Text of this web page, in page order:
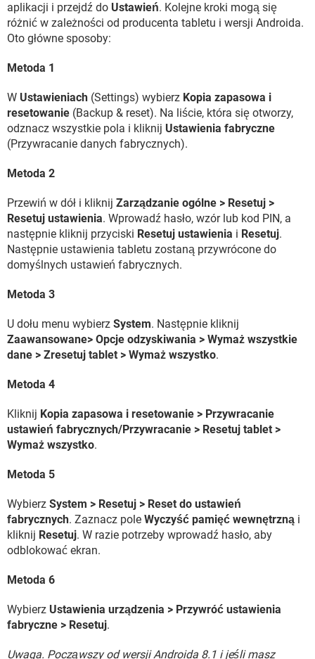
aplikacji i przejdź do Ustawień. Kolejne kroki mogą się
różnić w zależności od producenta tabletu i wersji Androida.
Oto główne sposoby:
Metoda 1
W Ustawieniach (Settings) wybierz Kopia zapasowa i
resetowanie (Backup & reset). Na liście, która się otworzy,
odznacz wszystkie pola i kliknij Ustawienia fabryczne
(Przywracanie danych fabrycznych).
Metoda 2
Przewiń w dół i kliknij Zarządzanie ogólne > Resetuj >
Resetuj ustawienia. Wprowadź hasło, wzór lub kod PIN, a
następnie kliknij przyciski Resetuj ustawienia i Resetuj.
Następnie ustawienia tabletu zostaną przywrócone do
domyślnych ustawień fabrycznych.
Metoda 3
U dołu menu wybierz System. Następnie kliknij
Zaawansowane> Opcje odzyskiwania > Wymaż wszystkie
dane > Zresetuj tablet > Wymaż wszystko.
Metoda 4
Kliknij Kopia zapasowa i resetowanie > Przywracanie
ustawień fabrycznych/Przywracanie > Resetuj tablet >
Wymaż wszystko.
Metoda 5
Wybierz System > Resetuj > Reset do ustawień
fabrycznych. Zaznacz pole Wyczyść pamięć wewnętrzną i
kliknij Resetuj. W razie potrzeby wprowadź hasło, aby
odblokować ekran.
Metoda 6
Wybierz Ustawienia urządzenia > Przywróć ustawienia
fabryczne > Resetuj.
Uwaga. Począwszy od wersji Androida 8.1 i jeśli masz